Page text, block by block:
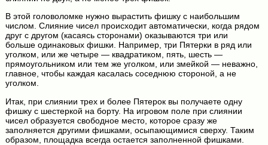
В этой головоломке нужно вырастить фишку с наибольшим
числом. Слияние чисел происходит автоматически, когда рядом
друг с другом (касаясь сторонами) оказываются три или
больше одинаковых фишки. Например, три Пятерки в ряд или
уголком, или же четыре — квадратиком, пять, шесть —
прямоугольником или тем же уголком, или змейкой — неважно,
главное, чтобы каждая касалась соседнюю стороной, а не
уголком.
Итак, при слиянии трех и более Пятерок вы получаете одну
фишку с шестеркой на борту. На игровом поле при слиянии
чисел образуется свободное место, которое сразу же
заполняется другими фишками, осыпающимися сверху. Таким
образом, площадка всегда остается заполненной фишками.